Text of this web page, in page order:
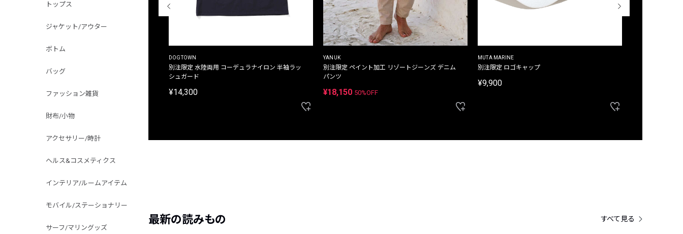
トップス
ジャケット/アウター
ボトム
バッグ
ファッション雑貨
財布/小物
アクセサリー/時計
ヘルス&コスメティクス
インテリア/ルームアイテム
モバイル/ステーショナリー
サーフ/マリングッズ
別注限定 ピグメントダイ バックプリント サーフ
プリントTシャツ
DOGTOWN
別注限定 水陸両用 コーデュラナイロン 半袖ラッ
シュガード
¥14,300
YANUK
別注限定 ペイント加工 リゾートジーンズ デニム
パンツ
¥18,150 50%OFF
MUTA MARINE
別注限定 ロゴキャップ
¥9,900
最新の読みもの すべて見る